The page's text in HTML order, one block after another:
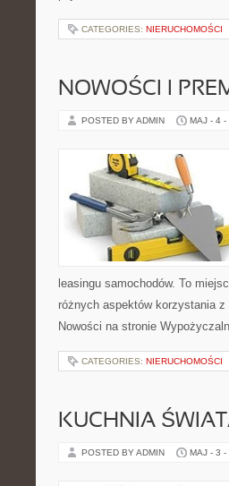
CATEGORIES: NIERUCHOMOŚCI
NOWOŚCI I
POSTED BY ADMIN MAJ - 4 -
leasingu samochodów. To
różnych aspektów korzystania
Nowości na stronie
CATEGORIES: NIERUCHOMOŚCI
KUCHNIA
POSTED BY ADMIN MAJ - 3 -